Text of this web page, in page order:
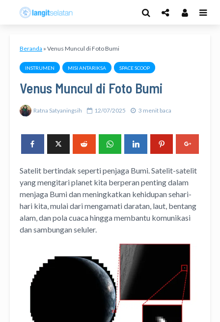
Beranda » Venus Muncul di Foto Bumi
INSTRUMEN MISI ANTARIKSA SPACE SCOOP
Venus Muncul di Foto Bumi
Ratna Satyaningsih 12/07/2025 3 menit baca
Satelit bertindak seperti penjaga Bumi. Satelit-satelit
yang mengitari planet kita berperan penting dalam
menjaga Bumi dan meningkatkan kehidupan sehari-
hari kita, mulai dari mengamati daratan, laut, bentang
alam, dan pola cuaca hingga membantu komunikasi
dan sambungan seluler.